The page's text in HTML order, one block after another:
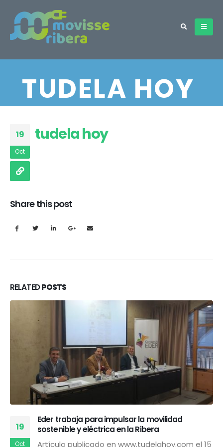
TUDELA HOY
19
Oct
tudela hoy
Share this post
RELATEDPOSTS
19
Oct
Eder trabaja para impulsar la movilidad
sostenible y eléctrica en la Ribera
Artículo publicado en www.tudelahoy.com el 15